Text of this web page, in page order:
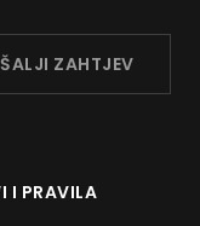
ZAHTJEV
I PRAVILA